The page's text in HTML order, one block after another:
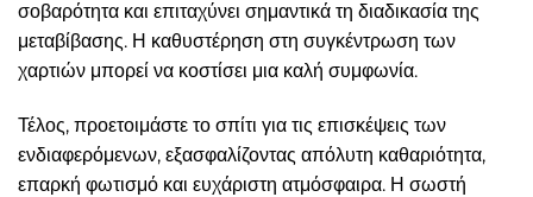
σοβαρότητα και επιταχύνει σημαντικά τη διαδικασία της
μεταβίβασης. Η καθυστέρηση στη συγκέντρωση των
χαρτιών μπορεί να κοστίσει μια καλή συμφωνία.
Τέλος, προετοιμάστε το σπίτι για τις επισκέψεις των
ενδιαφερόμενων, εξασφαλίζοντας απόλυτη καθαριότητα,
επαρκή φωτισμό και ευχάριστη ατμόσφαιρα. Η σωστή